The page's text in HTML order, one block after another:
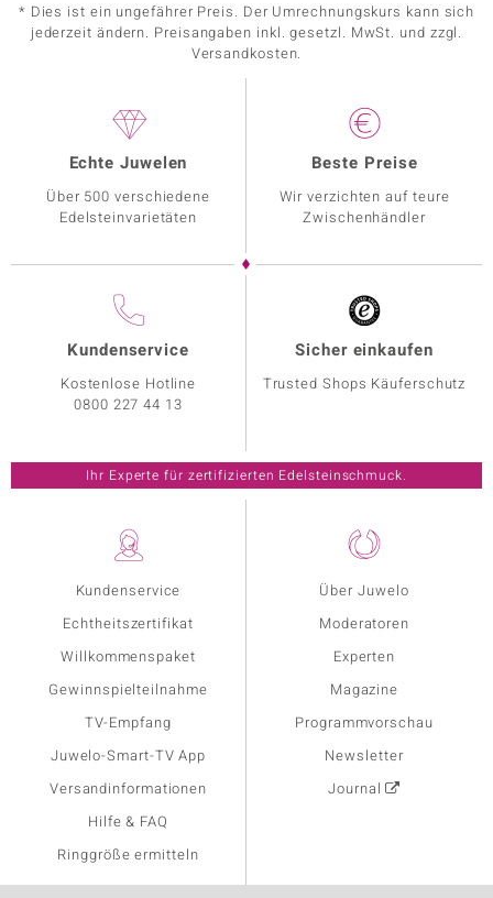
* Dies ist ein ungefährer Preis. Der Umrechnungskurs kann sich
jederzeit ändern. Preisangaben inkl. gesetzl. MwSt. und zzgl.
Versandkosten.
Kundenservice
Echtheitszertifikat
Willkommenspaket
Gewinnspielteilnahme
TV-Empfang
Juwelo-Smart-TV App
Versandinformationen
Hilfe & FAQ
Ringgröße ermitteln
Über Juwelo
Moderatoren
Experten
Magazine
Programmvorschau
Newsletter
Journal
Echte Juwelen
Über 500 verschiedene
Edelsteinvarietäten
Beste Preise
Wir verzichten auf teure
Zwischenhändler
Kundenservice
Kostenlose Hotline
0800 227 44 13
Sicher einkaufen
Trusted Shops Käuferschutz
Ihr Experte für zertifizierten Edelsteinschmuck.